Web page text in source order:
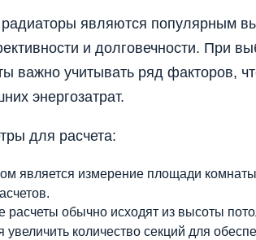
являются популярным
и долговечности. При
важно учитывать ряд факторов,
энергозатрат.
для расчета:
является измерение площади
расчеты обычно исходят из высоты
количество секций для